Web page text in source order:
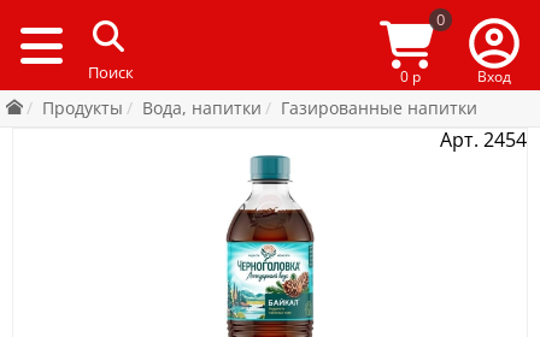
0
0 р Вход
Продукты Вода, напитки Газированные напитки
Арт. 2454